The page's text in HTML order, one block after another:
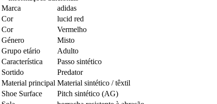
Marca
adidas
Cor
lucid red
Cor
Vermelho
Género
Misto
Grupo etário
Adulto
Característica
Passo sintético
Sortido
Predator
Material principal Material sintético / têxtil
Shoe Surface
Pitch sintético (AG)